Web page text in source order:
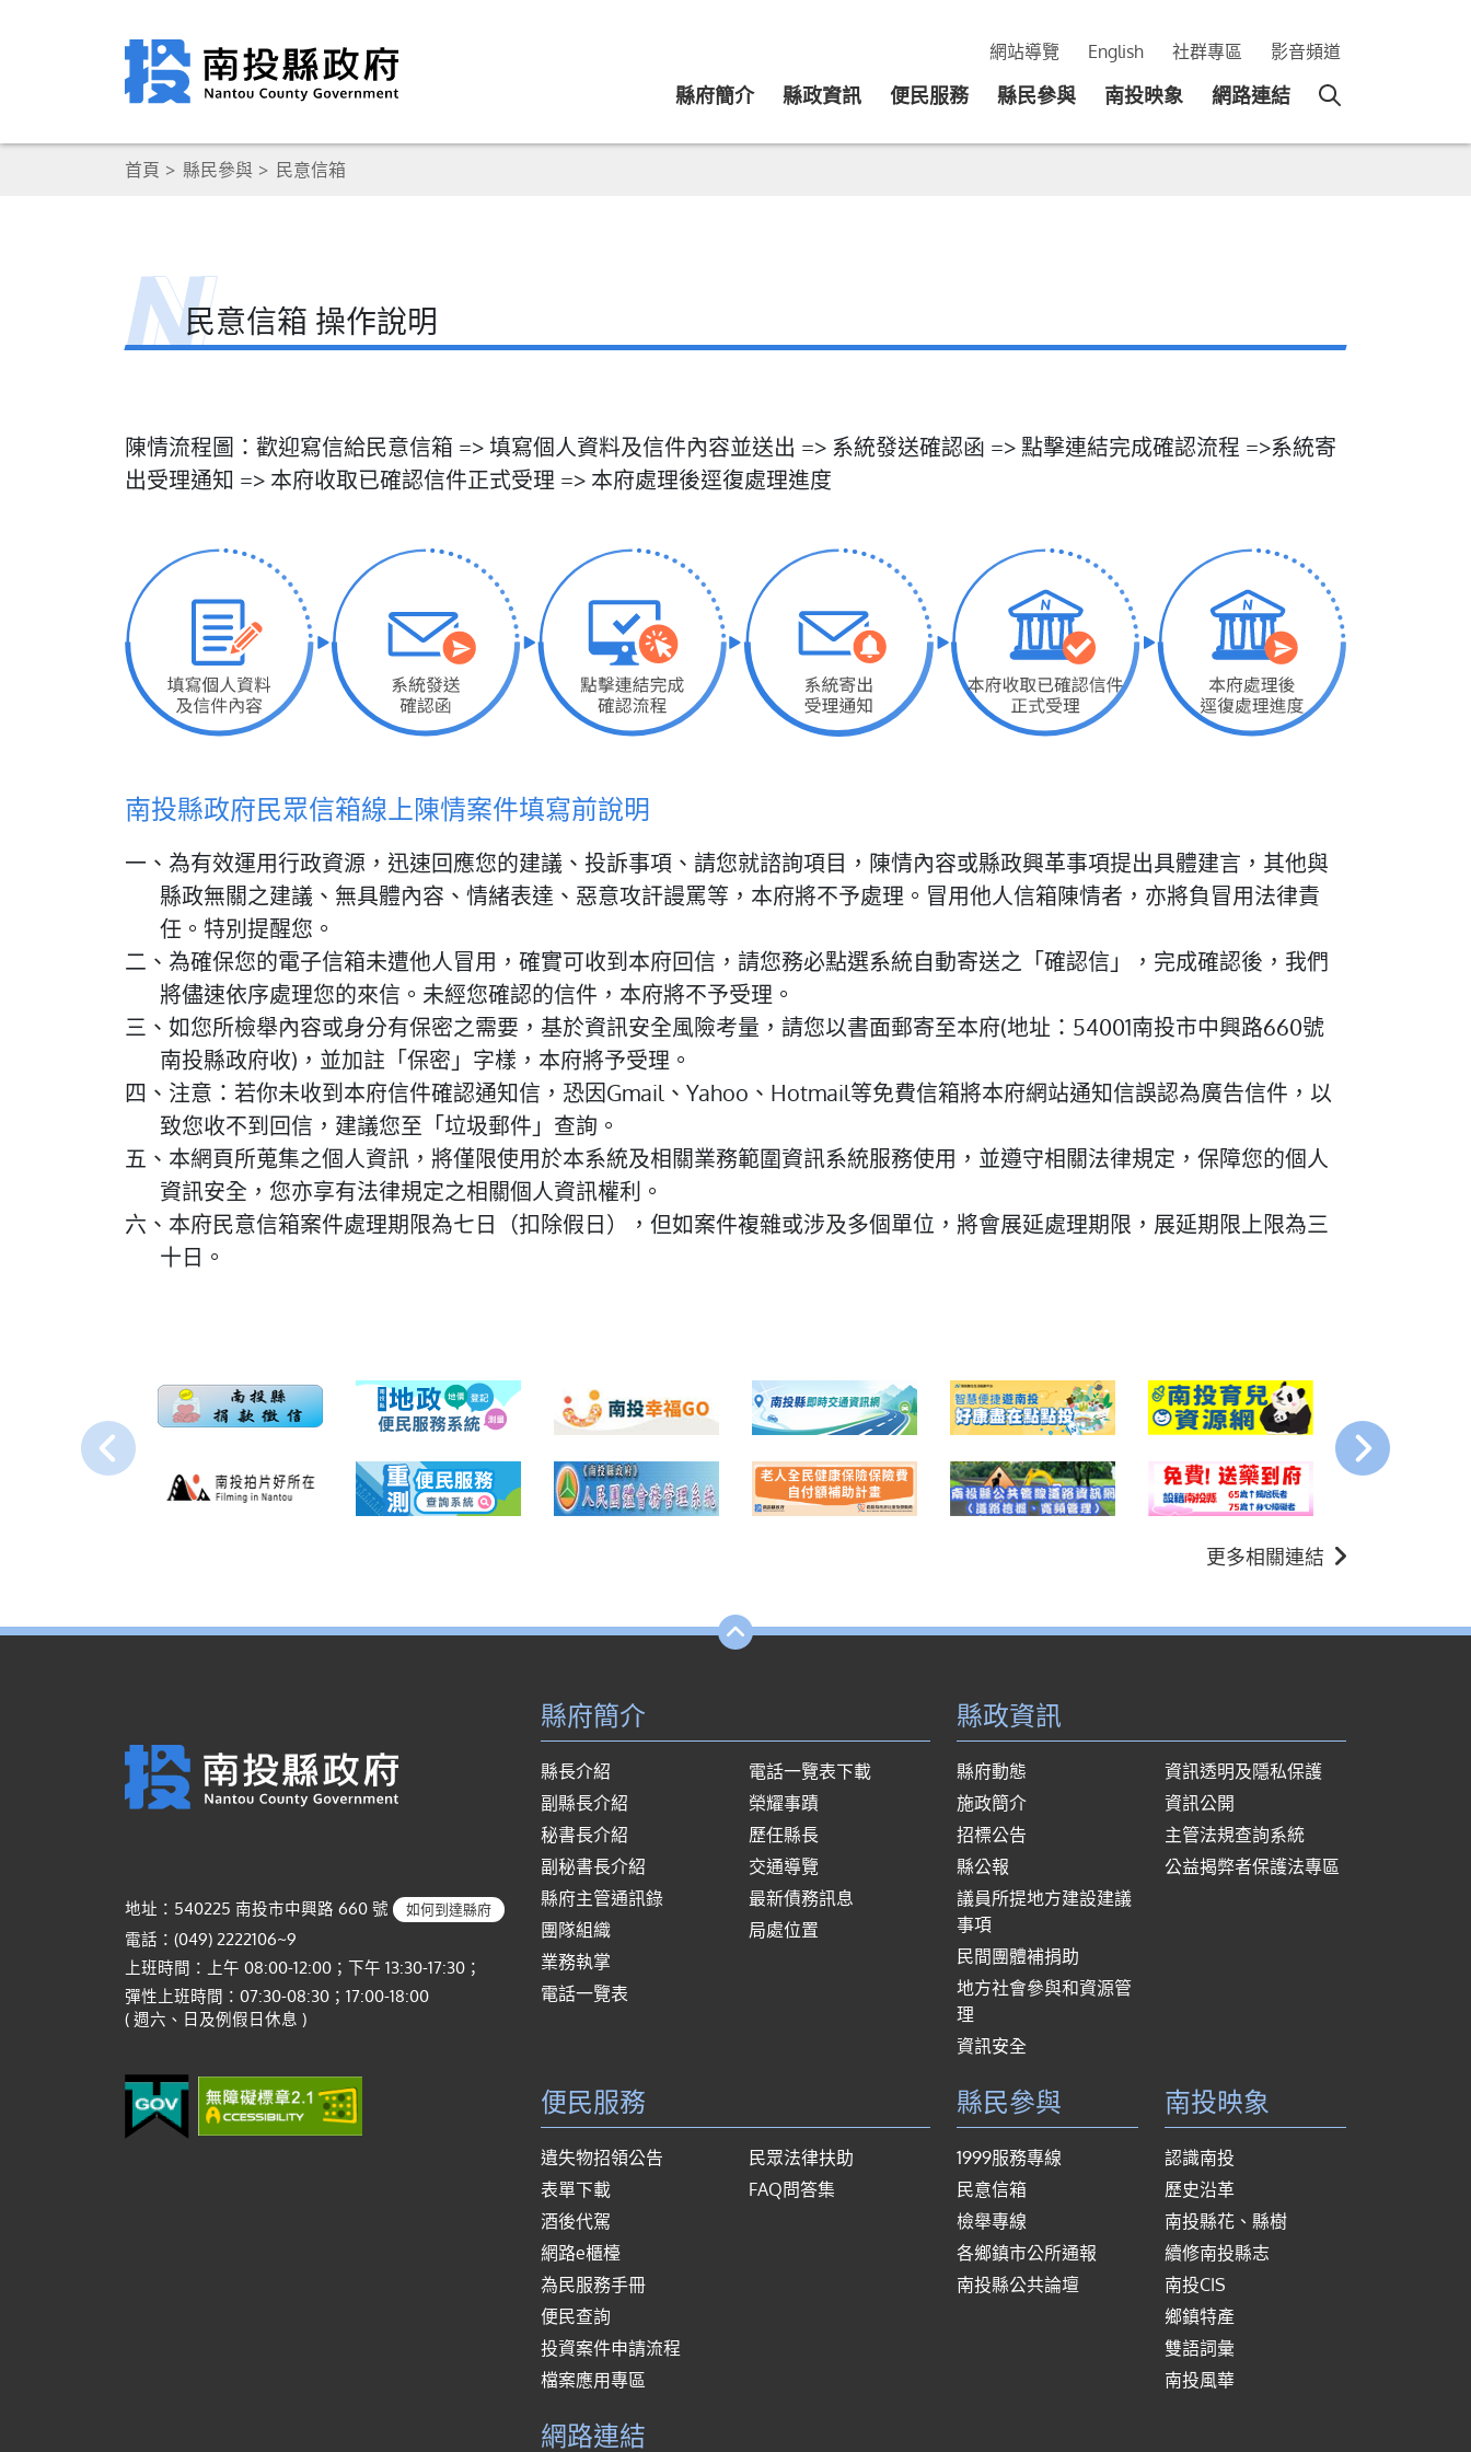
網站導覽 English 社群專區 影音頻道
縣府簡介 縣政資訊 便民服務 縣民參與 南投映象 網路連結
首頁 縣民參與 民意信箱
民意信箱 操作說明
陳情流程圖：歡迎寫信給民意信箱 => 填寫個人資料及信件內容並送出 => 系統發送確認函 => 點擊連結完成確認流程 =>系統寄
出受理通知 => 本府收取已確認信件正式受理 => 本府處理後逕復處理進度
南投縣政府民眾信箱線上陳情案件填寫前說明
一、為有效運用行政資源，迅速回應您的建議、投訴事項、請您就諮詢項目，陳情內容或縣政興革事項提出具體建言，其他與
縣政無關之建議、無具體內容、情緒表達、惡意攻訐謾罵等，本府將不予處理。冒用他人信箱陳情者，亦將負冒用法律責
任。特別提醒您。
二、為確保您的電子信箱未遭他人冒用，確實可收到本府回信，請您務必點選系統自動寄送之「確認信」，完成確認後，我們
將儘速依序處理您的來信。未經您確認的信件，本府將不予受理。
三、如您所檢舉內容或身分有保密之需要，基於資訊安全風險考量，請您以書面郵寄至本府(地址：54001南投市中興路660號
南投縣政府收)，並加註「保密」字樣，本府將予受理。
四、注意：若你未收到本府信件確認通知信，恐因Gmail、Yahoo、Hotmail等免費信箱將本府網站通知信誤認為廣告信件，以
致您收不到回信，建議您至「垃圾郵件」查詢。
五、本網頁所蒐集之個人資訊，將僅限使用於本系統及相關業務範圍資訊系統服務使用，並遵守相關法律規定，保障您的個人
資訊安全，您亦享有法律規定之相關個人資訊權利。
六、本府民意信箱案件處理期限為七日（扣除假日），但如案件複雜或涉及多個單位，將會展延處理期限，展延期限上限為三
十日。
更多相關連結
地址：540225 南投市中興路 660 號 如何到達縣府
電話：(049) 2222106~9
上班時間：上午 08:00-12:00；下午 13:30-17:30；
彈性上班時間：07:30-08:30；17:00-18:00
( 週六、日及例假日休息 )
縣府簡介
縣長介紹
副縣長介紹
秘書長介紹
副秘書長介紹
縣府主管通訊錄
團隊組織
業務執掌
電話一覽表
電話一覽表下載
榮耀事蹟
歷任縣長
交通導覽
最新債務訊息
局處位置
縣政資訊
縣府動態
施政簡介
招標公告
縣公報
議員所提地方建設建議
事項
民間團體補捐助
地方社會參與和資源管
理
資訊安全
資訊透明及隱私保護
資訊公開
主管法規查詢系統
公益揭弊者保護法專區
便民服務
遺失物招領公告
表單下載
酒後代駕
網路e櫃檯
為民服務手冊
便民查詢
投資案件申請流程
檔案應用專區
民眾法律扶助
FAQ問答集
縣民參與
1999服務專線
民意信箱
檢舉專線
各鄉鎮市公所通報
南投縣公共論壇
南投映象
認識南投
歷史沿革
南投縣花、縣樹
續修南投縣志
南投CIS
鄉鎮特產
雙語詞彙
南投風華
網路連結